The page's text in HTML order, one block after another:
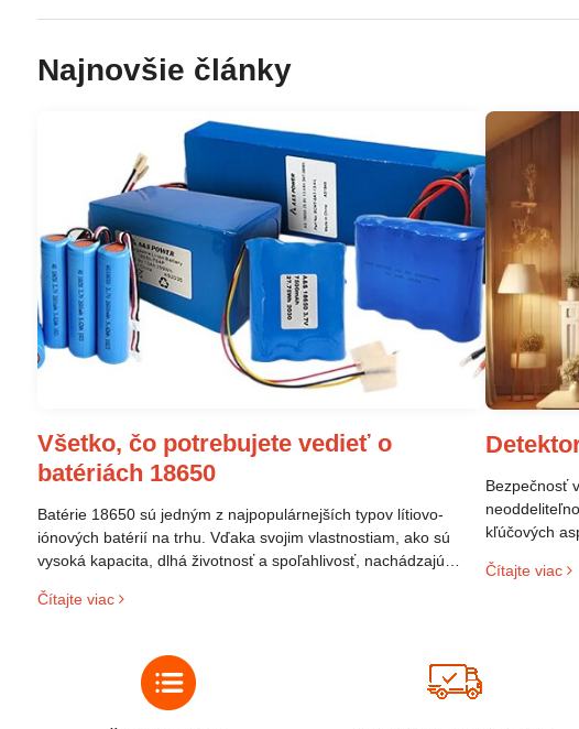
Najnovšie články
Všetko, čo potrebujete vedieť o
batériách 18650
Batérie 18650 sú jedným z najpopulárnejších typov lítiovo-
iónových batérií na trhu. Vďaka svojim vlastnostiam, ako sú
vysoká kapacita, dlhá životnosť a spoľahlivosť, nachádzajú
zariadení až po elektrické vozidlá. Pochopenie ich delenia,
efektívnemu a bezpečnému využitiu.
Čítajte viac
Bezpečnosť
kľúčových
sú oxid
Čítajte viac